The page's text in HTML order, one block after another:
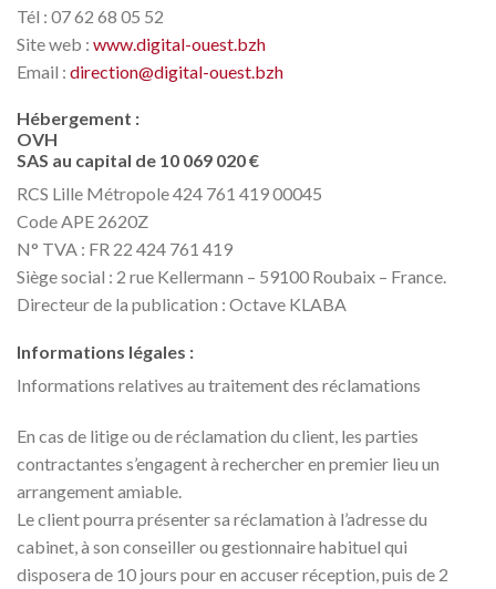
Tél : 07 62 68 05 52
Site web : www.digital-ouest.bzh
Email : direction@digital-ouest.bzh
Hébergement :
OVH
SAS au capital de 10 069 020 €
RCS Lille Métropole 424 761 419 00045
Code APE 2620Z
N° TVA : FR 22 424 761 419
Siège social : 2 rue Kellermann – 59100 Roubaix – France.
Directeur de la publication : Octave KLABA
Informations légales :
Informations relatives au traitement des réclamations
En cas de litige ou de réclamation du client, les parties
contractantes s’engagent à rechercher en premier lieu un
arrangement amiable.
Le client pourra présenter sa réclamation à l’adresse du
cabinet, à son conseiller ou gestionnaire habituel qui
disposera de 10 jours pour en accuser réception, puis de 2